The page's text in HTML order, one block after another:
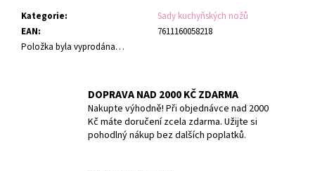
Kategorie:
Sady kuchyňských nožů
EAN:
7611160058218
Položka byla vyprodána…
DOPRAVA NAD 2000 KČ ZDARMA
Nakupte výhodně! Při objednávce nad 2000
Kč máte doručení zcela zdarma. Užijte si
pohodlný nákup bez dalších poplatků.
009
Kč